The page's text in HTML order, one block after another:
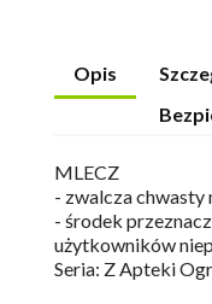
Opis
MLECZ
- zwalcza chwasty
- środek
użytkowników
Seria: Z Apteki